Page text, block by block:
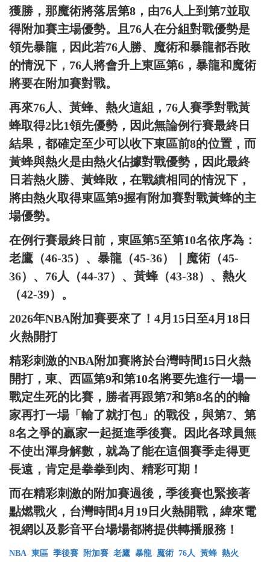
獲勝，那魔術將落居第8，由76人上到第7並取
得附加賽主場優勢。且76人在分組對戰優勢是
領先暴龍，因此若76人勝、魔術和暴龍都吞敗
的情況下，76人將會升上東區第6，暴龍和魔術
將要在附加賽對戰。
再來76人、黃蜂、熱火這組，76人賽季對戰黃
蜂取得2比1領先優勢，因此無論例行賽最終日
結果，都確定至少可以收下東區前8的位置，而
黃蜂與熱火是由熱火佔據對戰優勢，因此最終
日若熱火勝、黃蜂敗，在戰績相同的情況下，
將由熱火取得東區第9握有附加賽對戰黃蜂的主
場優勢。
在例行賽最終日前，東區第5至第10名依序為：
老鷹（46-35）、暴龍（45-36）｜魔術（45-
36）、76人（44-37）、黃蜂（43-38）、熱火
（42-39）。
2026年NBA附加賽要來了！4月15日至4月18日
火熱開打
精彩刺激的NBA附加賽將於台灣時間15日火熱
開打，東、西區第9和第10名將要先進行一場一
戰定生死的比賽，勝者再跟第7和第8名的的輸
家再打一場「輸了就打包」的戰役，與第7、第
8名之爭的贏家一起挺進季後賽。因此各球員無
不使出渾身解數，就為了能在這個賽季走得更
長遠，肯定是拳拳到肉、精彩可期！
而在精彩刺激的附加賽過後，季後賽也緊接著
點燃戰火，台灣時間4月19日火熱開戰，緯來電
視網以及影音平台場場都將提供轉播服務！
NBA 東區 季後賽 附加賽 老鷹 暴龍 魔術 76人 黃蜂 熱火